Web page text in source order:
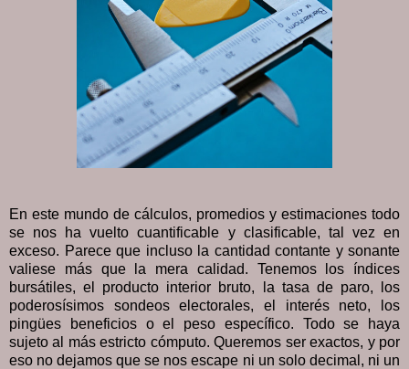
En este mundo de cálculos, promedios y estimaciones todo
se nos ha vuelto cuantificable y clasificable, tal vez en
exceso. Parece que incluso la cantidad contante y sonante
valiese más que la mera calidad. Tenemos los índices
bursátiles, el producto interior bruto, la tasa de paro, los
poderosísimos sondeos electorales, el interés neto, los
pingües beneficios o el peso específico. Todo se haya
sujeto al más estricto cómputo. Queremos ser exactos, y por
eso no dejamos que se nos escape ni un solo decimal, ni un